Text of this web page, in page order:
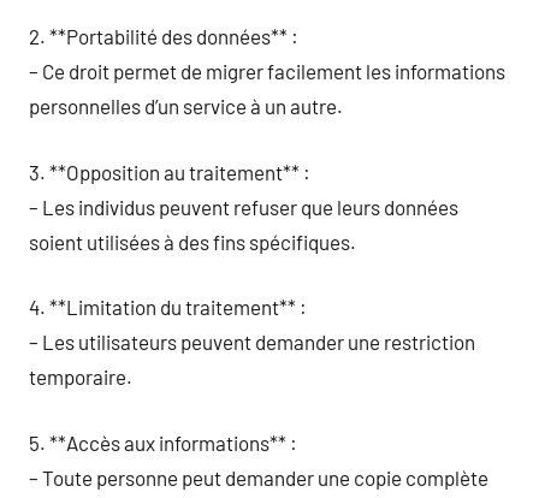
2. **Portabilité des données** :
– Ce droit permet de migrer facilement les informations
personnelles d’un service à un autre.
3. **Opposition au traitement** :
– Les individus peuvent refuser que leurs données
soient utilisées à des fins spécifiques.
4. **Limitation du traitement** :
– Les utilisateurs peuvent demander une restriction
temporaire.
5. **Accès aux informations** :
– Toute personne peut demander une copie complète